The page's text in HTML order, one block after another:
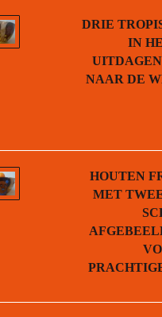
DRIE
IN
NAAR DE
HOUTEN
MET